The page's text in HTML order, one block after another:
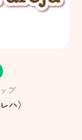
プ
ハ）